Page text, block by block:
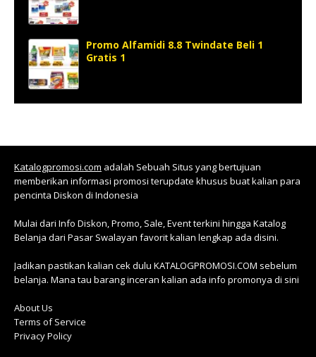
Promo Alfamidi 8.8 Twindate Beli 1
Gratis 1
Katalogpromosi.com adalah Sebuah Situs yang bertujuan
memberikan informasi promosi terupdate khusus buat kalian para
pencinta Diskon di Indonesia
Mulai dari Info Diskon, Promo, Sale, Event terkini hingga Katalog
Belanja dari Pasar Swalayan favorit kalian lengkap ada disini.
Jadikan pastikan kalian cek dulu KATALOGPROMOSI.COM sebelum
belanja. Mana tau barang inceran kalian ada info promonya di sini
About Us
Terms of Service
Privacy Policy